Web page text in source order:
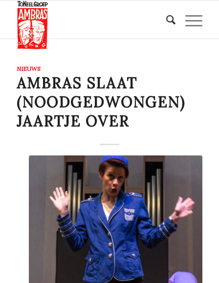
NIEUWS
AMBRAS SLAAT
(NOODGEDWONGEN)
JAARTJE OVER